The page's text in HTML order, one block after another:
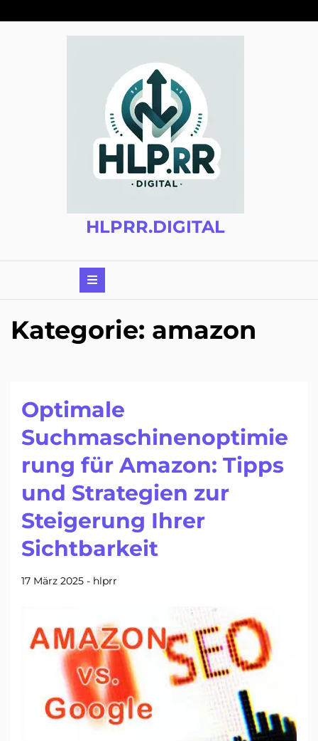
Inhalt
HLPRR.DIGITAL
Kategorie: amazon
Optimale
Suchmaschinenoptimie
rung für Amazon: Tipps
und Strategien zur
Steigerung Ihrer
Sichtbarkeit
17 März 2025 - hlprr